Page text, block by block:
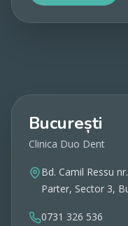
București
Clinica Duo Dent
Bd. Camil Ressu
Parter, Sector 3,
0731 326 536